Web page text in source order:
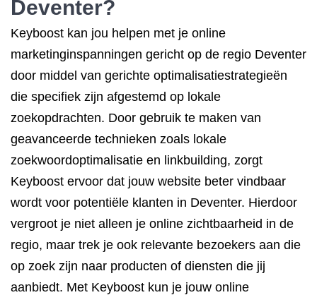
Deventer?
Keyboost kan jou helpen met je online
marketinginspanningen gericht op de regio Deventer
door middel van gerichte optimalisatiestrategieën
die specifiek zijn afgestemd op lokale
zoekopdrachten. Door gebruik te maken van
geavanceerde technieken zoals lokale
zoekwoordoptimalisatie en linkbuilding, zorgt
Keyboost ervoor dat jouw website beter vindbaar
wordt voor potentiële klanten in Deventer. Hierdoor
vergroot je niet alleen je online zichtbaarheid in de
regio, maar trek je ook relevante bezoekers aan die
op zoek zijn naar producten of diensten die jij
aanbiedt. Met Keyboost kun je jouw online